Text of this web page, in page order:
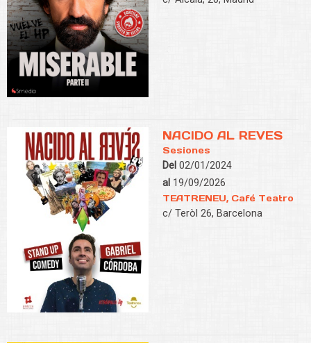
NACIDO AL REVES
Sesiones
Del 02/01/2024
al 19/09/2026
TEATRENEU, Café Teatro
c/ Teròl 26, Barcelona